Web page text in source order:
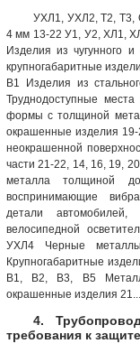
УХЛ1, УХЛ2, Т2, Т3,
4 мм 13-22 У1, У2, ХЛ1,
Изделия из чугунного и
крупногабаритные
В1 Изделия из
Труднодоступные
формы с толщиной
окрашенные изделия
неокрашенной
части 21-22, 14, 16, 19,
металла толщиной
воспринимающие
детали автомобилей,
велосипедной
УХЛ4 Черные
Крупногабаритные
B1, B2, В3, В5
окрашенные изделия 21...
4.
требования к